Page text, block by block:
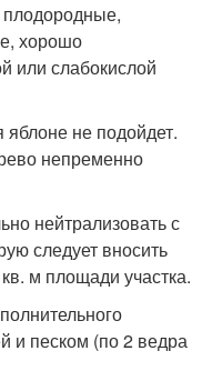
хорошо
или слабокислой
яблоне не подойдет.
непременно
нейтрализовать с
следует вносить
м площади участка.
и песком (по 2 ведра